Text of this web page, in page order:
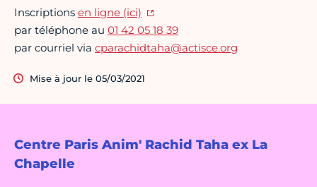
Centre Paris Anim' Rachid Taha ex La
Chapelle
Inscriptions en ligne (ici)
par téléphone au 01 42 05 18 39
par courriel via cparachidtaha@actisce.org
Mise à jour le 05/03/2021